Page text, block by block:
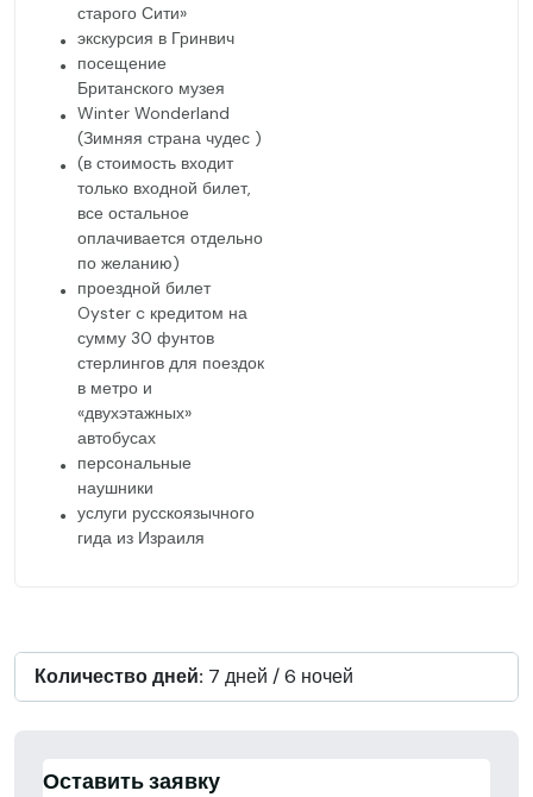
старого Сити»
экскурсия в Гринвич
посещение
Британского музея
Winter Wonderland
(Зимняя страна чудес )
(в стоимость входит
только входной билет,
все остальное
оплачивается отдельно
по желанию)
проездной билет
Oyster c кредитом на
сумму 30 фунтов
стерлингов для поездок
в метро и
«двухэтажных»
автобусах
персональные
наушники
услуги русскоязычного
гида из Израиля
Количество дней: 7 дней / 6 ночей
Оставить заявку